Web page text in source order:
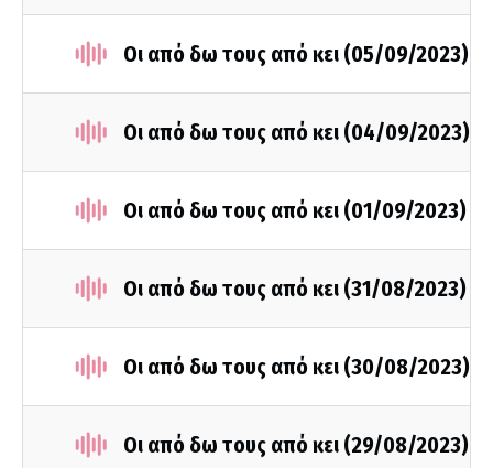
Οι από δω τους από κει (05/09/2023)
Οι από δω τους από κει (04/09/2023)
Οι από δω τους από κει (01/09/2023)
Οι από δω τους από κει (31/08/2023)
Οι από δω τους από κει (30/08/2023)
Οι από δω τους από κει (29/08/2023)